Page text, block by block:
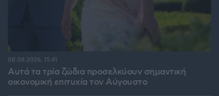
Αυτά τα τρία ζώδια προσελκύουν σημαντική
οικονομική επιτυχία τον Αύγουστο
08.08.2026, 15:41